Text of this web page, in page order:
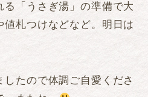
る「うさぎ湯」の準備で大
札つけなどなど。明日は
たので体調ご自愛くださ